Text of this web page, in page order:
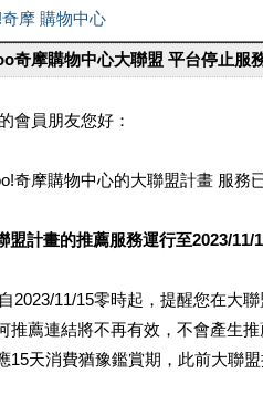
奇摩購物中心大聯盟 平台停止服
會員朋友您好：
奇摩購物中心的大聯盟計畫 服務
盟計畫的推薦服務運行至2023/11/
2023/11/15零時起，提醒您在大
推薦連結將不再有效，不會產生推
15天消費猶豫鑑賞期，此前大聯